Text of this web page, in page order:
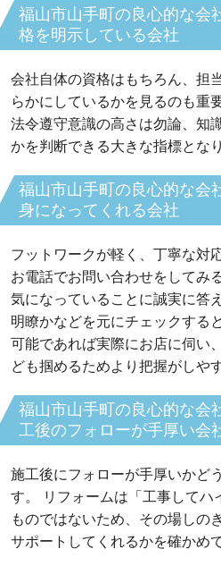
福山市山手町の良心的な
格を明示している会社
会社自体の資格はもちろん、担
らかにしているかを見るのも重
法令遵守意識の高さは勿論、知
かを判断できる大きな指標とな
福山市山手町の良心的な
身になってくれる会社
フットワークが軽く、丁寧な対
お電話でお問い合わせをしてみ
気になっていることに誠実に答
明瞭かなどを元にチェックする
可能であれば実際にお店に伺い
ども掴めるためより把握がしや
福山市山手町の良心的な
工後のフォローが手厚い会
施工後にフォローが手厚いかど
す。 リフォームは「工事してハ
ものではないため、その場しの
サポートしてくれるかを確かめ